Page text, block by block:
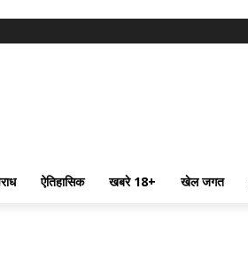
ऐतिहासिक खबरे 18+ खेल जगत